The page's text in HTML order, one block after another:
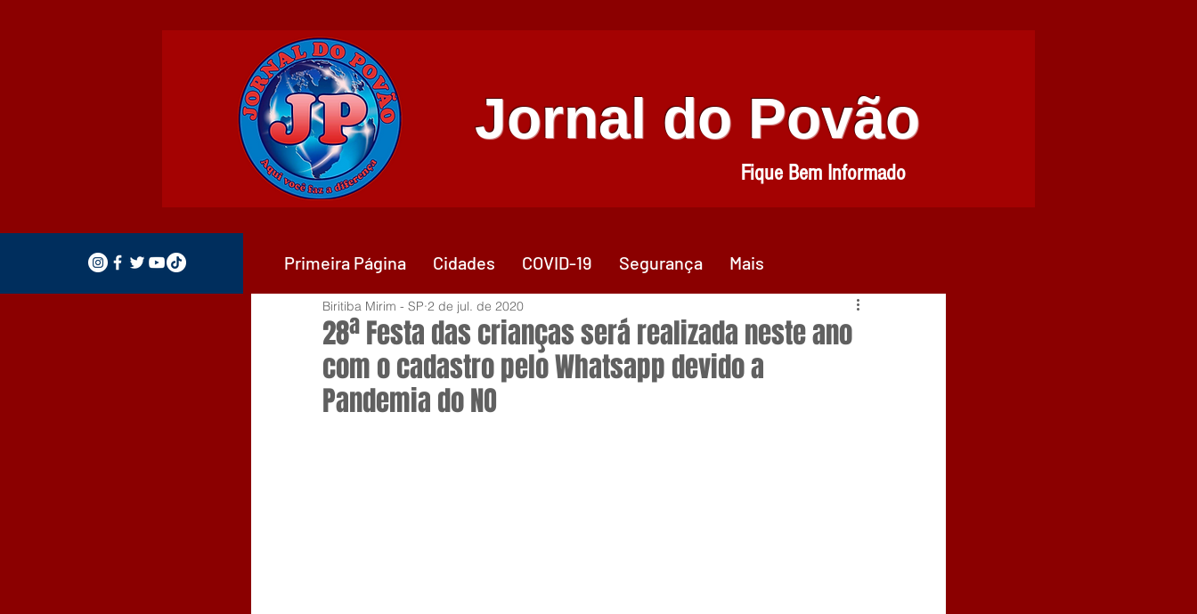
Jornal do Povão
Fique Bem Informado
28ª Festa das crianças será realizada neste ano
com o cadastro pelo Whatsapp devido a
Pandemia do NO
Biritiba Mirim - SP 2 de jul. de 2020
Primeira Página Cidades COVID-19 Segurança Mais